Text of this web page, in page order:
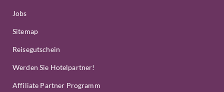
Jobs
Sitemap
Reisegutschein
Werden Sie Hotelpartner!
Affiliate Partner Programm